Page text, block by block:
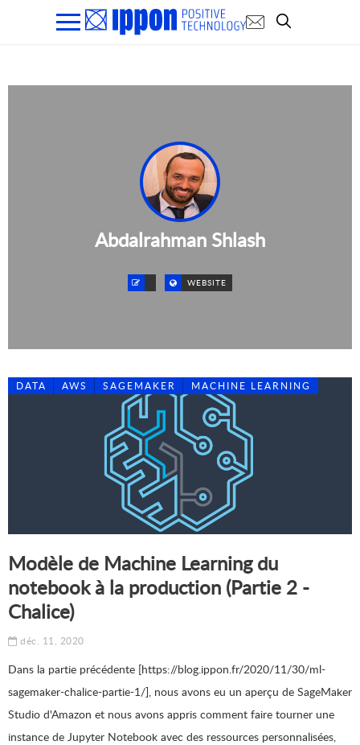
Abdalrahman Shlash
WEBSITE
DATA AWS SAGEMAKER MACHINE LEARNING
Modèle de Machine Learning du
notebook à la production (Partie 2 -
Chalice)
déc. 11, 2020
Dans la partie précédente [https://blog.ippon.fr/2020/11/30/ml-
sagemaker-chalice-partie-1/], nous avons eu un aperçu de SageMaker
Studio d'Amazon et nous avons appris comment faire tourner une
instance de Jupyter Notebook avec des ressources personnalisées,